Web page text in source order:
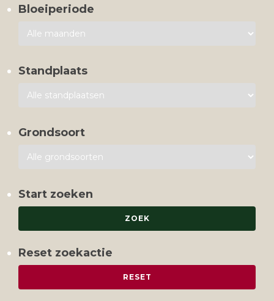
Bloeiperiode
Standplaats
Grondsoort
Start zoeken
Reset zoekactie